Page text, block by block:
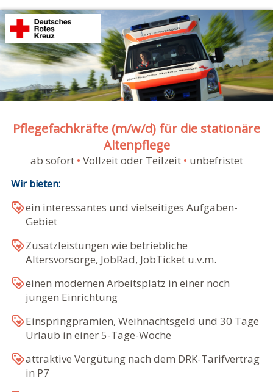
Pflegefachkräfte (m/w/d) für die stationäre
Altenpflege
ab sofort • Vollzeit oder Teilzeit • unbefristet
Wir bieten:
ein interessantes und vielseitiges Aufgaben-
Gebiet
Zusatzleistungen wie betriebliche
Altersvorsorge, JobRad, JobTicket u.v.m.
einen modernen Arbeitsplatz in einer noch
jungen Einrichtung
Einspringprämien, Weihnachtsgeld und 30 Tage
Urlaub in einer 5-Tage-Woche
attraktive Vergütung nach dem DRK-Tarifvertrag
in P7